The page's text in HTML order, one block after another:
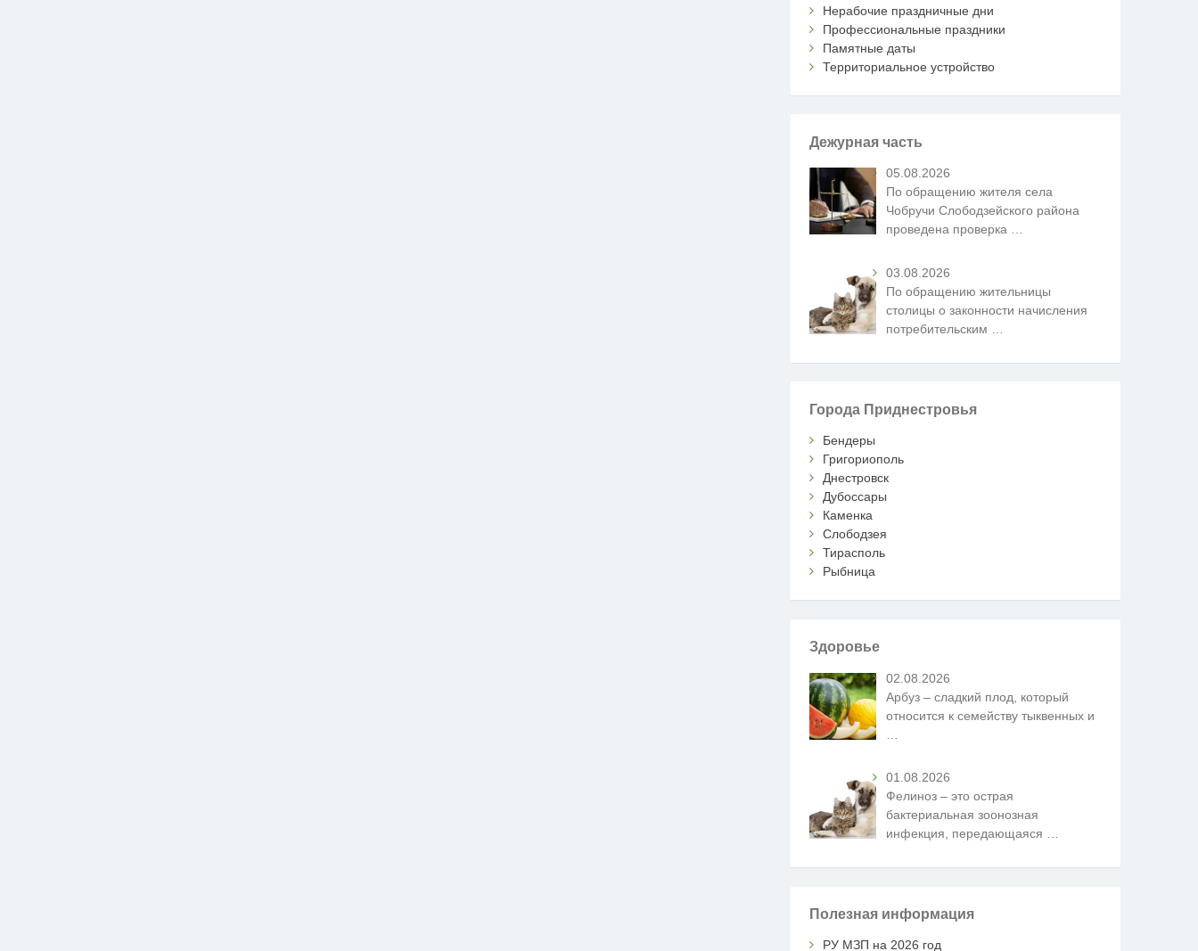
Нерабочие праздничные дни
Профессиональные праздники
Памятные даты
Территориальное устройство
Дежурная часть
05.08.2026
По обращению жителя села
Чобручи Слободзейского района
проведена проверка …
03.08.2026
По обращению жительницы
столицы о законности начисления
потребительским
Города Приднестровья
Бендеры
Григориополь
Днестровск
Дубоссары
Каменка
Слободзея
Тирасполь
Рыбница
Здоровье
02.08.2026
Арбуз – сладкий плод, который
относится к семейству тыквенных и
01.08.2026
Фелиноз – это острая
бактериальная зоонозная
инфекция, передающаяся
Полезная информация
РУ МЗП на 2026 год